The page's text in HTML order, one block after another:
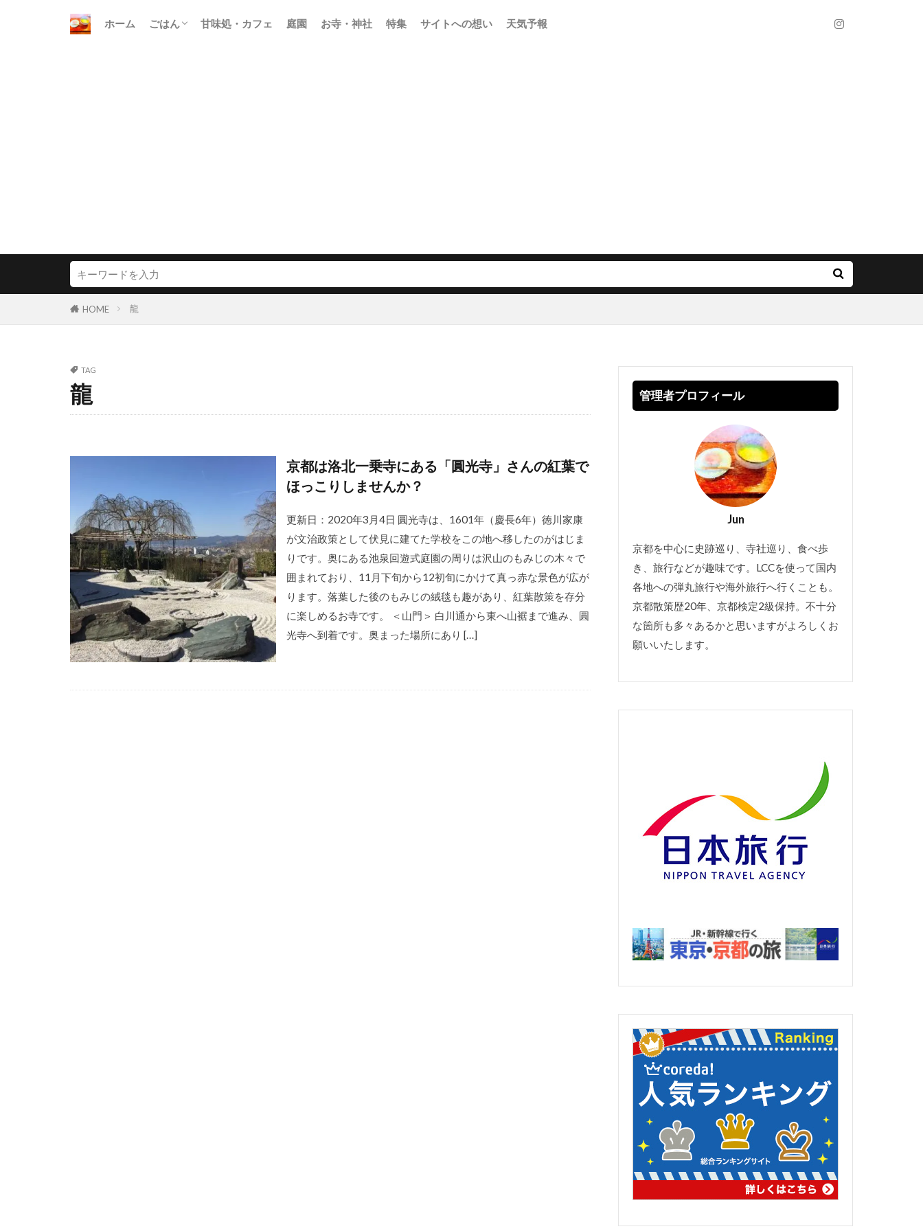
ホーム ごはん 甘味処・カフェ 庭園 お寺・神社 特集 サイトへの想い 天気予報
HOME 龍
TAG
龍
京都は洛北一乗寺にある「圓光寺」さんの紅葉で
ほっこりしませんか？
更新日：2020年3月4日 圓光寺は、1601年（慶長6年）徳川家康
が文治政策として伏見に建てた学校をこの地へ移したのがはじま
りです。奥にある池泉回遊式庭園の周りは沢山のもみじの木々で
囲まれており、11月下旬から12初旬にかけて真っ赤な景色が広が
ります。落葉した後のもみじの絨毯も趣があり、紅葉散策を存分
に楽しめるお寺です。 ＜山門＞ 白川通から東へ山裾まで進み、圓
光寺へ到着です。奥まった場所にあり […]
管理者プロフィール
Jun
京都を中心に史跡巡り、寺社巡り、食べ歩
き、旅行などが趣味です。LCCを使って国内
各地への弾丸旅行や海外旅行へ行くことも。
京都散策歴20年、京都検定2級保持。不十分
な箇所も多々あるかと思いますがよろしくお
願いいたします。